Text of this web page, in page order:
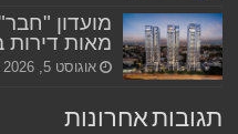
מועדון
מאות
אוגוסט 5, 2026
תגובות אחרונות